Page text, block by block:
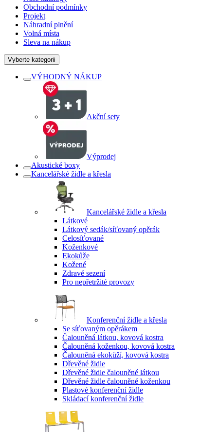
Obchodní podmínky
Projekt
Náhradní plnění
Volná místa
Sleva na nákup
Vyberte kategorii
VÝHODNÝ NÁKUP
Akční sety
Výprodej
Akustické boxy
Kancelářské židle a křesla
Kancelářské židle a křesla
Látkové
Látkový sedák/síťovaný opěrák
Celosíťované
Koženkové
Ekokůže
Kožené
Zdravé sezení
Pro nepřetržité provozy
Konferenční židle a křesla
Se síťovaným opěrákem
Čalouněná látkou, kovová kostra
Čalouněná koženkou, kovová kostra
Čalouněná ekokůží, kovová kostra
Dřevěné židle
Dřevěné židle čalouněné látkou
Dřevěné židle čalouněné koženkou
Plastové konferenční židle
Skládací konferenční židle